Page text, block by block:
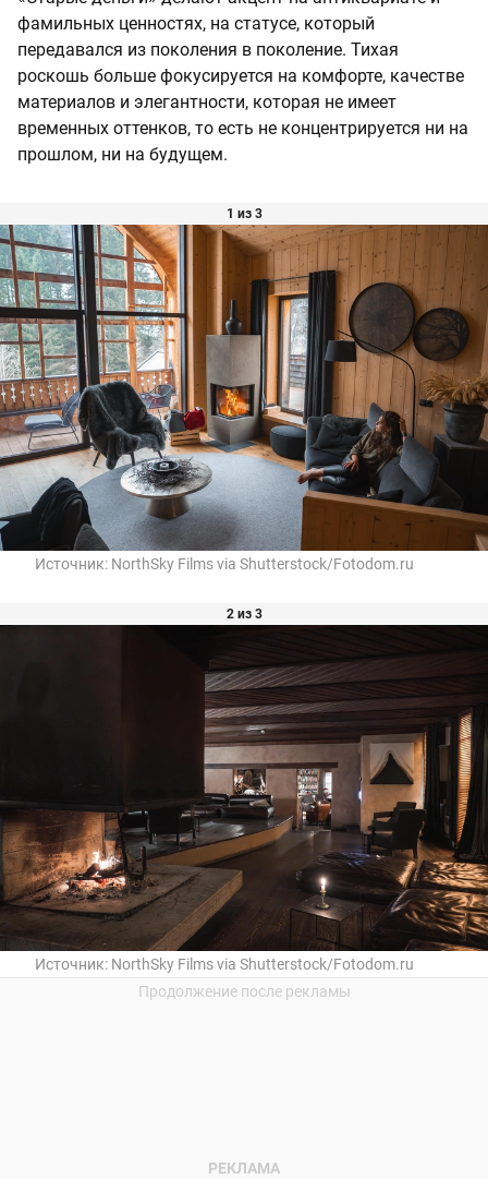
фамильных ценностях, на статусе, который
передавался из поколения в поколение. Тихая
роскошь больше фокусируется на комфорте, качестве
материалов и элегантности, которая не имеет
временных оттенков, то есть не концентрируется ни на
прошлом, ни на будущем.
1 из 3
Источник: NorthSky Films via Shutterstock/Fotodom.ru
2 из 3
Источник: NorthSky Films via Shutterstock/Fotodom.ru